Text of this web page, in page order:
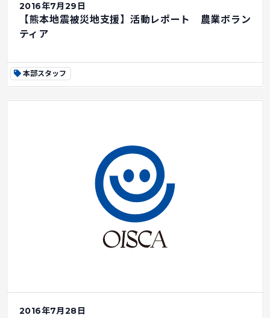
2016年7月29日
【熊本地震被災地支援】活動レポート 農業ボラン
ティア
本部スタッフ
2016年7月28日